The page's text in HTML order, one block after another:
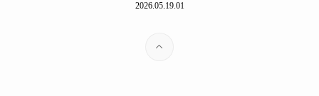
2026.05.19.01